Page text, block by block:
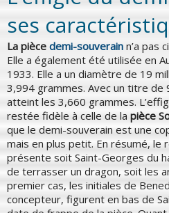
ses
La pièce demi-souverain n’a pas
Elle a également été utilisée en
1933. Elle a un diamètre de 19
3,994 grammes. Avec un titre de
atteint les 3,660 grammes.
restée fidèle à celle de la pièce
que le demi-souverain est une
mais en plus petit. En résumé, le
présente soit Saint-Georges du
de terrasser un dragon, soit les
premier cas, les initiales de
concepteur, figurent en bas de